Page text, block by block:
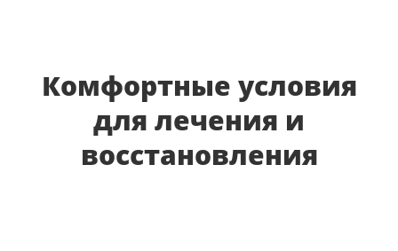
Комфортные условия
для лечения и
восстановления